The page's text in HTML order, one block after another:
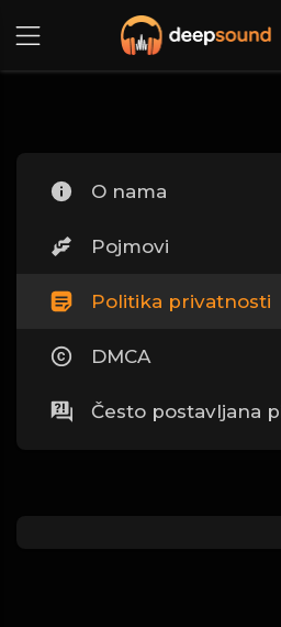
O nama
Pojmovi
Politika privatnosti
DMCA
Često postavljana